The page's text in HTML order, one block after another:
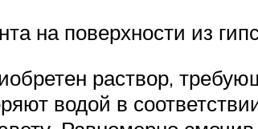
на поверхности из
раствор,
водой в